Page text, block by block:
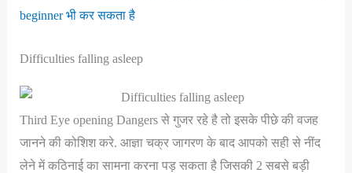
beginner भी कर सकता है
Difficulties falling asleep
Third Eye opening Dangers से गुजर रहे है तो इसके पीछे की वजह
जानने की कोशिश करे. आज्ञा चक्र जागरण के बाद आपको सही से नींद
लेने में कठिनाई का सामना करना पड़ सकता है जिसकी 2 सबसे बड़ी